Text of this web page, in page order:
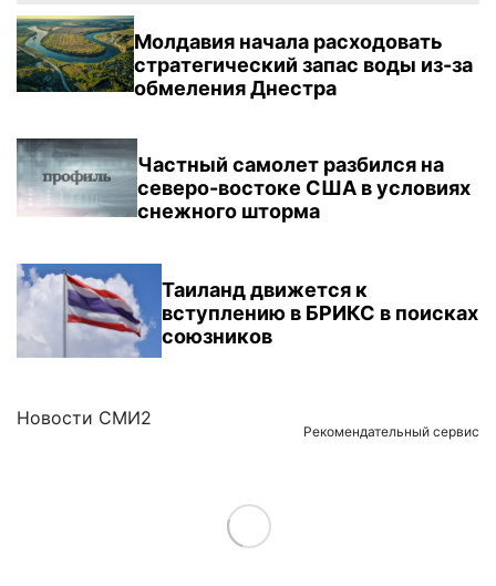
Молдавия начала расходовать
стратегический запас воды из-за
обмеления Днестра
Частный самолет разбился на
северо-востоке США в условиях
снежного шторма
Таиланд движется к
вступлению в БРИКС в поисках
союзников
Новости СМИ2
Рекомендательный сервис
Load More